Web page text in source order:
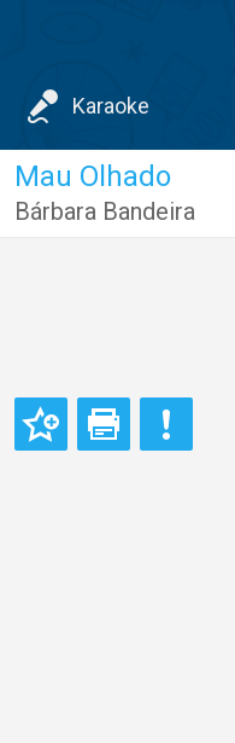
Karaoke
Mau Olhado
Bárbara Bandeira